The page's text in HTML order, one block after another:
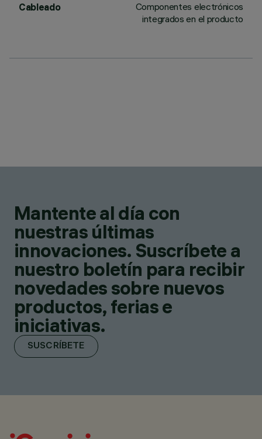
Cableado
Componentes electrónicos
integrados en el producto
Mantente al día con
nuestras últimas
innovaciones. Suscríbete a
nuestro boletín para recibir
novedades sobre nuevos
productos, ferias e
iniciativas.
SUSCRÍBETE